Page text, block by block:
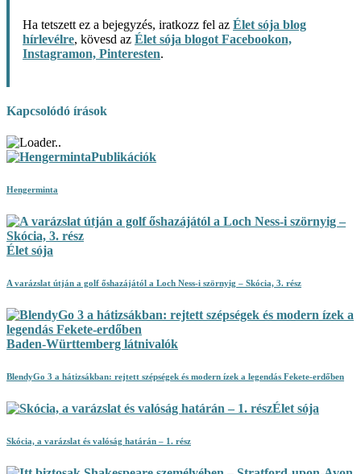
Ha tetszett ez a bejegyzés, iratkozz fel az Élet sója blog
hírlevélre, kövesd az Élet sója blogot Facebookon,
Instagramon, Pinteresten.
Kapcsolódó írások
Publikációk
Hengerminta
Élet sója
A varázslat útján a golf őshazájától a Loch Ness-i szörnyig – Skócia, 3. rész
Baden-Württemberg látnivalók
BlendyGo 3 a hátizsákban: rejtett szépségek és modern ízek a legendás Fekete-erdőben
Élet sója
Skócia, a varázslat és valóság határán – 1. rész